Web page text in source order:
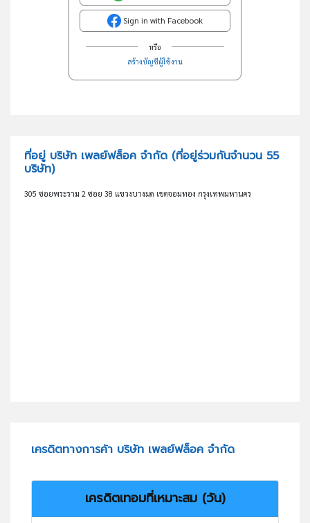
Sign in with Facebook
หรือ
สร้างบัญชีผู้ใช้งาน
ที่อยู่ บริษัท เพลย์ฟล็อค จำกัด (ที่อยู่ร่วมกันจำนวน 55
บริษัท)
305 ซอยพระราม 2 ซอย 38 แขวงบางมด เขตจอมทอง กรุงเทพมหานคร
เครดิตทางการค้า บริษัท เพลย์ฟล็อค จำกัด
เครดิตเทอมที่เหมาะสม (วัน)